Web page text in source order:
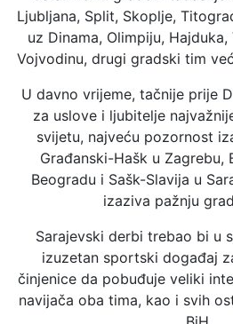
Ljubljana, Split, Skoplje,
uz Dinama, Olimpiju,
Vojvodinu, drugi gradski tim
U davno vrijeme, tačnije prije
za uslove i ljubitelje
svijetu, najveću pozornost
Građanski-Hašk u Zagrebu,
Beogradu i Sašk-Slavija u
izaziva pažnju
Sarajevski derbi trebao bi u
izuzetan sportski događaj
činjenice da pobuđuje veliki
navijača oba tima, kao i svih